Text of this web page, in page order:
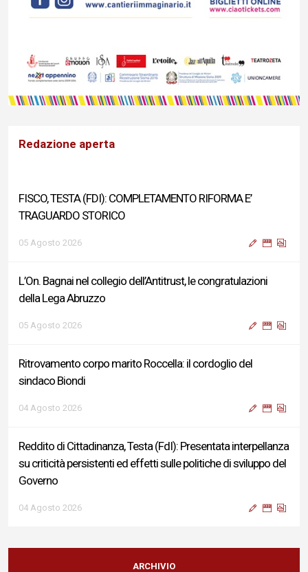
Redazione aperta
FISCO, TESTA (FDI): COMPLETAMENTO RIFORMA E’
TRAGUARDO STORICO
05 Agosto 2026
L’On. Bagnai nel collegio dell’Antitrust, le congratulazioni
della Lega Abruzzo
05 Agosto 2026
Ritrovamento corpo marito Roccella: il cordoglio del
sindaco Biondi
04 Agosto 2026
Reddito di Cittadinanza, Testa (FdI): Presentata interpellanza
su criticità persistenti ed effetti sulle politiche di sviluppo del
Governo
04 Agosto 2026
Sigismondi, Liris e Testa: “Profondo cordoglio e vicinanza al
Ministro Roccella e alla sua famiglia”
ARCHIVIO